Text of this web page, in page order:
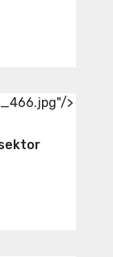
>